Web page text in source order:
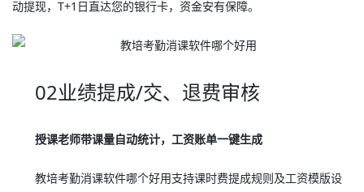
动提现，T+1日直达您的银行卡，资金安有保障。
02业绩提成/交、退费审核
授课老师带课量自动统计，工资账单一键生成
教培考勤消课软件哪个好用支持课时费提成规则及工资模版设